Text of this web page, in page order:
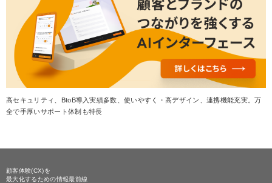
高セキュリティ、BtoB導入実績多数、使いやすく・高デザイン、連携機能充実。万
全で手厚いサポート体制も特長
顧客体験(CX)を
最大化するための情報最前線